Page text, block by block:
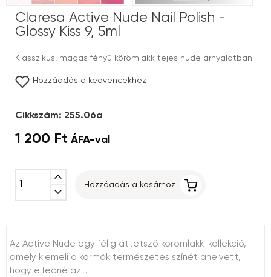
Claresa Active Nude Nail Polish -
Glossy Kiss 9, 5ml
Klasszikus, magas fényű körömlakk tejes nude árnyalatban.
Hozzáadás a kedvencekhez
Cikkszám: 255.06a
1 200 Ft ÁFA-val
expand_less
expand_more
Hozzáadás a kosárhoz
Az Active Nude egy félig áttetsző körömlakk-kollekció,
amely kiemeli a körmök természetes színét ahelyett,
hogy elfedné azt.